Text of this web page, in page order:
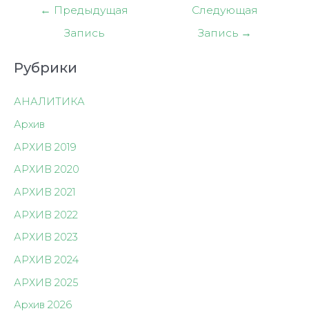
Навигация
← Предыдущая
Запись
Следующая
Запись →
Рубрики
АНАЛИТИКА
Архив
АРХИВ 2019
АРХИВ 2020
АРХИВ 2021
АРХИВ 2022
АРХИВ 2023
АРХИВ 2024
АРХИВ 2025
Архив 2026